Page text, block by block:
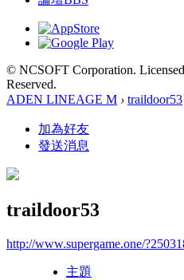
© NCSOFT Corporation.
Reserved.
ADEN LINEAGE M › traildoor53
加為好友
發送消息
traildoor53
http://www.supergame.one/
主題